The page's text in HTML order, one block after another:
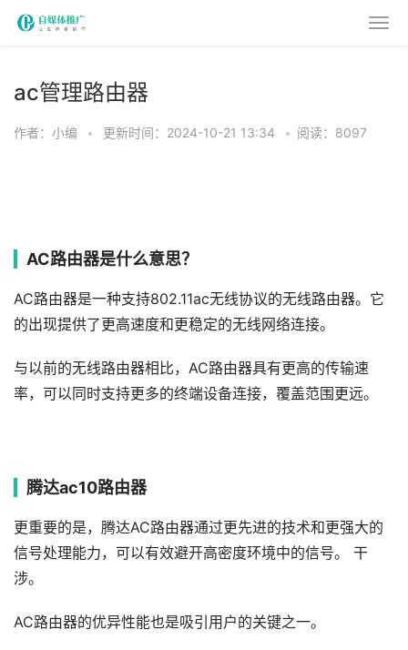
ac管理路由器
作者：小编 • 更新时间：2024-10-21 13:34 • 阅读：8097
AC路由器是什么意思？
AC路由器是一种支持802.11ac无线协议的无线路由器。它
的出现提供了更高速度和更稳定的无线网络连接。
与以前的无线路由器相比，AC路由器具有更高的传输速
率，可以同时支持更多的终端设备连接，覆盖范围更远。
腾达ac10路由器
更重要的是，腾达AC路由器通过更先进的技术和更强大的
信号处理能力，可以有效避开高密度环境中的信号。 干
涉。
AC路由器的优异性能也是吸引用户的关键之一。